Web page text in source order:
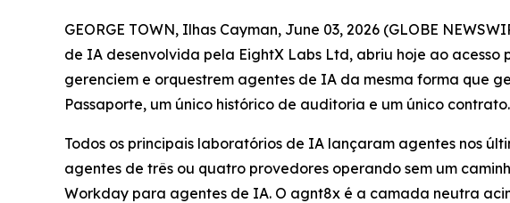
GEORGE TOWN, Ilhas Cayman, June 03, 2026 (GLOBE
de IA desenvolvida pela EightX Labs Ltd, abriu hoje ao
gerenciem e orquestrem agentes de IA da mesma forma que
Passaporte, um único histórico de auditoria e um único contrato.
Todos os principais laboratórios de IA lançaram agentes nos
agentes de três ou quatro provedores operando sem um
Workday para agentes de IA. O agnt8x é a camada neutra